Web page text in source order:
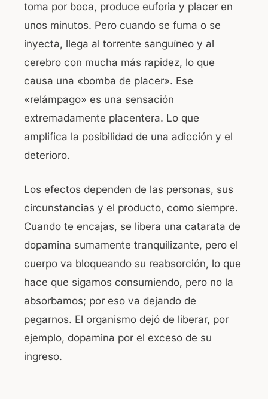
toma por boca, produce euforia y placer en
unos minutos. Pero cuando se fuma o se
inyecta, llega al torrente sanguíneo y al
cerebro con mucha más rapidez, lo que
causa una «bomba de placer». Ese
«relámpago» es una sensación
extremadamente placentera. Lo que
amplifica la posibilidad de una adicción y el
deterioro.
Los efectos dependen de las personas, sus
circunstancias y el producto, como siempre.
Cuando te encajas, se libera una catarata de
dopamina sumamente tranquilizante, pero el
cuerpo va bloqueando su reabsorción, lo que
hace que sigamos consumiendo, pero no la
absorbamos; por eso va dejando de
pegarnos. El organismo dejó de liberar, por
ejemplo, dopamina por el exceso de su
ingreso.